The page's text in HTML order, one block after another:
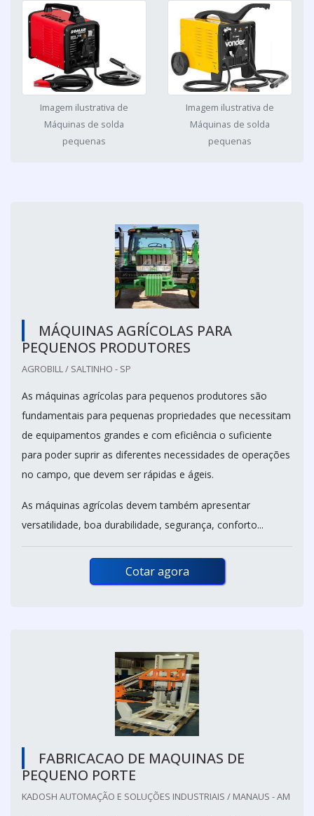
Imagem ilustrativa de
Máquinas de solda
pequenas
Imagem ilustrativa de
Máquinas de solda
pequenas
MÁQUINAS AGRÍCOLAS PARA
PEQUENOS PRODUTORES
AGROBILL / SALTINHO - SP
As máquinas agrícolas para pequenos produtores são
fundamentais para pequenas propriedades que necessitam
de equipamentos grandes e com eficiência o suficiente
para poder suprir as diferentes necessidades de operações
no campo, que devem ser rápidas e ágeis.
As máquinas agrícolas devem também apresentar
versatilidade, boa durabilidade, segurança, conforto...
Cotar agora
FABRICACAO DE MAQUINAS DE
PEQUENO PORTE
KADOSH AUTOMAÇÃO E SOLUÇÕES INDUSTRIAIS / MANAUS - AM